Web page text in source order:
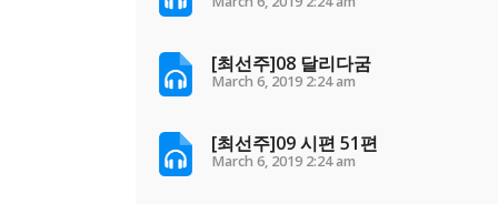
[최선주]08 달리다굼
March 6, 2019 2:24 am
[최선주]09 시편 51편
March 6, 2019 2:24 am